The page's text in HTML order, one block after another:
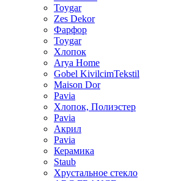
Toygar
Zes Dekor
Фарфор
Toygar
Хлопок
Arya Home
Gobel KivilcimTekstil
Maison Dor
Pavia
Хлопок, Полиэстер
Pavia
Акрил
Pavia
Керамика
Staub
Хрустальное стекло